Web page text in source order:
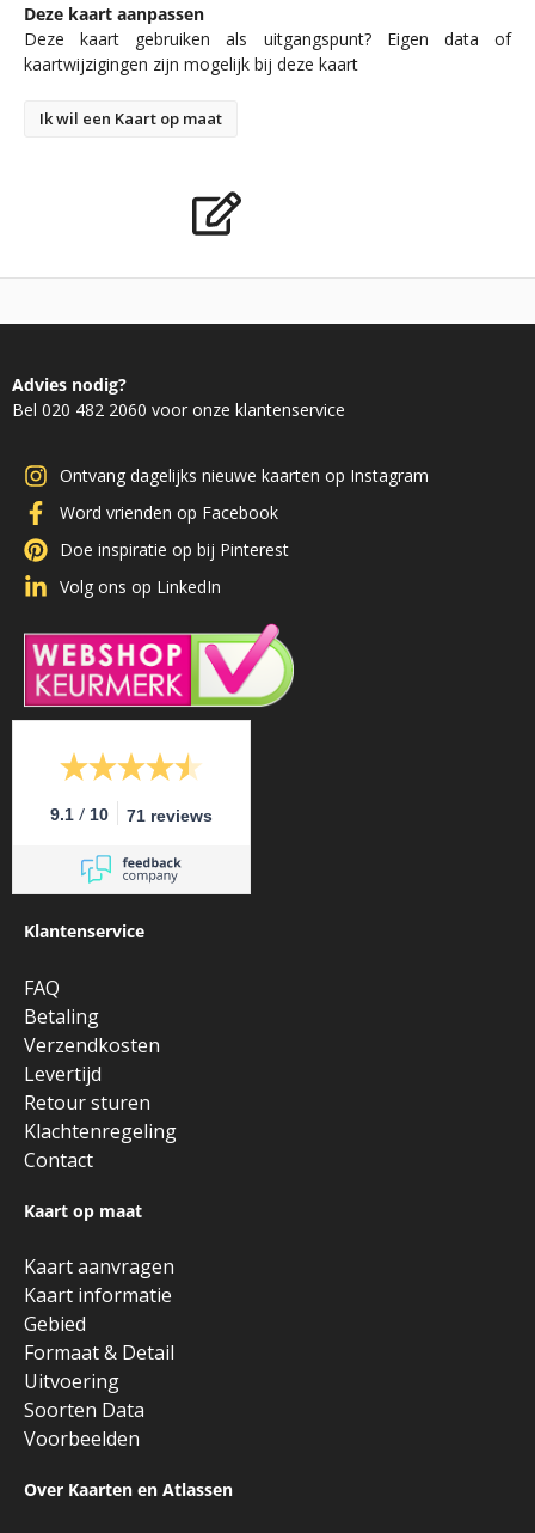
Deze kaart aanpassen
Deze kaart gebruiken als uitgangspunt? Eigen data of
kaartwijzigingen zijn mogelijk bij deze kaart
Ik wil een Kaart op maat
Advies nodig?
Bel 020 482 2060 voor onze klantenservice
Ontvang dagelijks nieuwe kaarten op Instagram
Word vrienden op Facebook
Doe inspiratie op bij Pinterest
Volg ons op LinkedIn
9.1 / 10 71 reviews
Klantenservice
FAQ
Betaling
Verzendkosten
Levertijd
Retour sturen
Klachtenregeling
Contact
Kaart op maat
Kaart aanvragen
Kaart informatie
Gebied
Formaat & Detail
Uitvoering
Soorten Data
Voorbeelden
Over Kaarten en Atlassen